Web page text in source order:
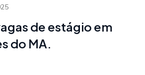
de estágio em
do MA.